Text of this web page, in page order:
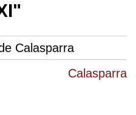
Calasparra
Calasparra